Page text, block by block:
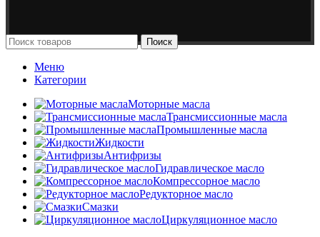
Поиск
Меню
Категории
Моторные масла
Трансмиссионные масла
Промышленные масла
Жидкости
Антифризы
Гидравлическое масло
Компрессорное масло
Редукторное масло
Смазки
Циркуляционное масло